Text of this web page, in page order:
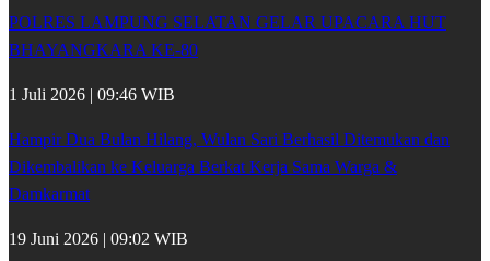
POLRES LAMPUNG SELATAN GELAR UPACARA HUT
BHAYANGKARA KE-80
1 Juli 2026 | 09:46 WIB
Hampir Dua Bulan Hilang, Wulan Sari Berhasil Ditemukan dan
Dikembalikan ke Keluarga Berkat Kerja Sama Warga &
Damkarmat
19 Juni 2026 | 09:02 WIB